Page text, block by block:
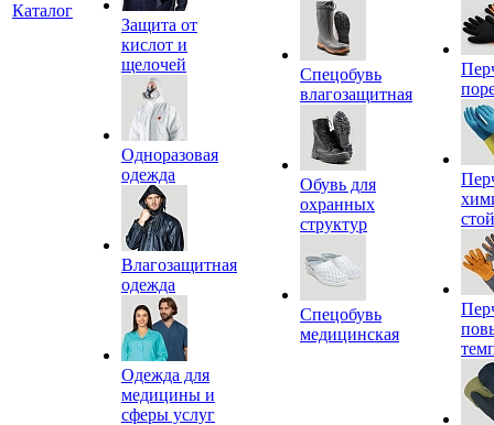
Каталог
Защита от
кислот и
щелочей
Одноразовая
одежда
Влагозащитная
одежда
Одежда для
медицины и
сферы услуг
Спецобувь
влагозащитная
Обувь для
охранных
структур
Спецобувь
медицинская